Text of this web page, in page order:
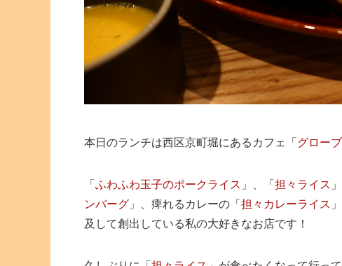
本日のランチは西区京町堀にあるカフェ「 グロー
「 ふわふわ玉子のポークライス 」、「 担々ライス
ンバーグ 」、痺れるカレーの「 担々カレーライス
及して創出している私の大好きなお店です！